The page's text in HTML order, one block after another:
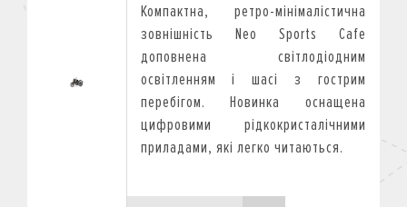
Компактна, ретро-мінімалістична
зовнішність Neo Sports Cafe
доповнена світлодіодним
освітленням і шасі з гострим
перебігом. Новинка оснащена
цифровими рідкокристалічними
приладами, які легко читаються.